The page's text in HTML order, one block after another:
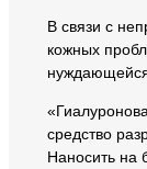
В связи с
кожных
средство
Наносить на